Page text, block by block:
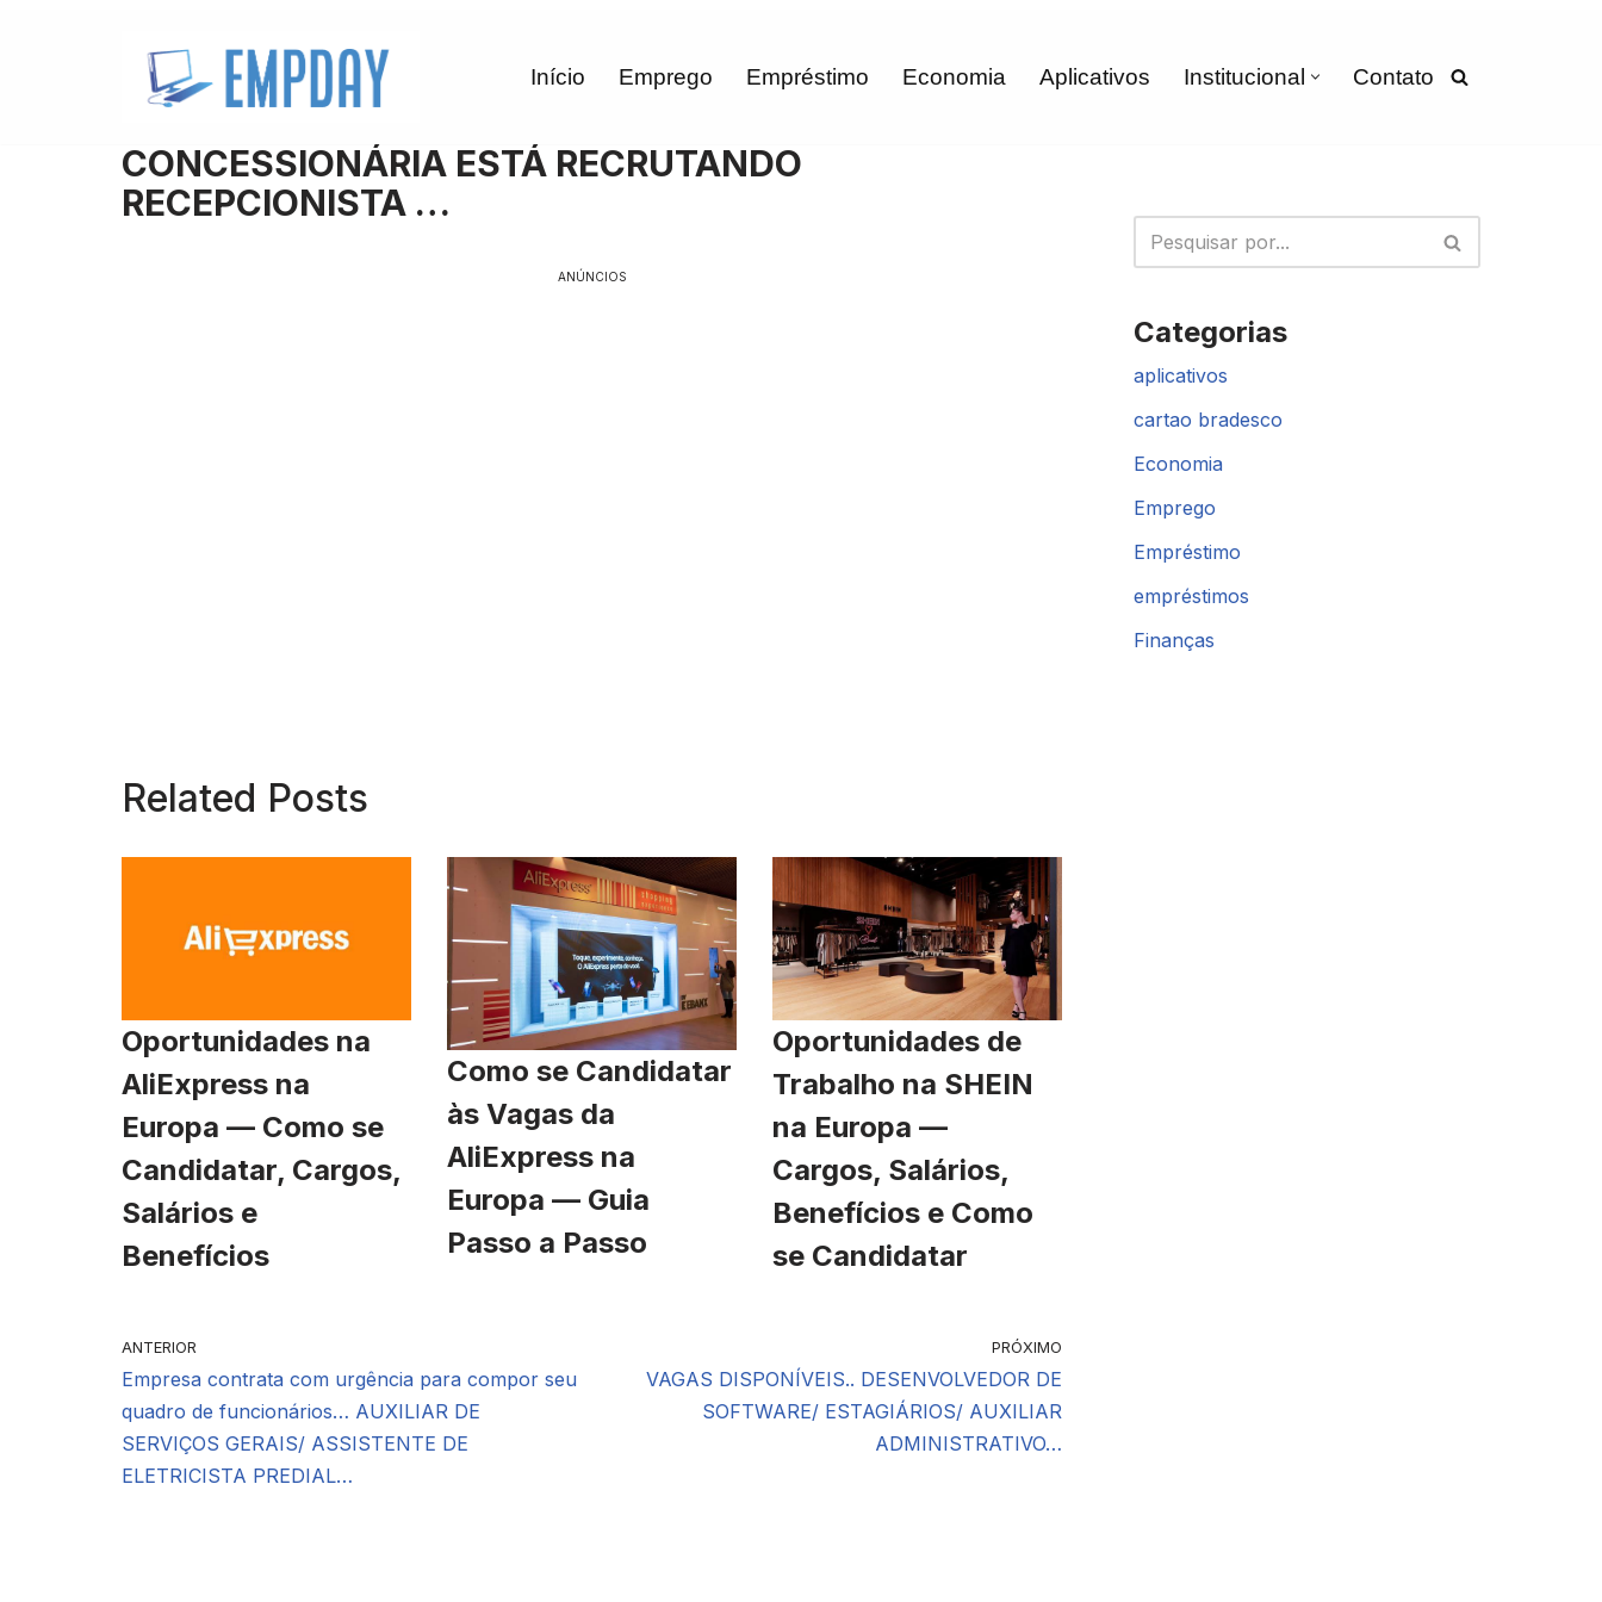
Início Emprego Empréstimo Economia Aplicativos Institucional Contato
CONCESSIONÁRIA ESTÁ RECRUTANDO
RECEPCIONISTA …
ANÚNCIOS
Related Posts
Oportunidades na
AliExpress na
Europa — Como se
Candidatar, Cargos,
Salários e
Benefícios
Como se Candidatar
às Vagas da
AliExpress na
Europa — Guia
Passo a Passo
Oportunidades de
Trabalho na SHEIN
na Europa —
Cargos, Salários,
Benefícios e Como
se Candidatar
ANTERIOR
Empresa contrata com urgência para compor seu
quadro de funcionários… AUXILIAR DE
SERVIÇOS GERAIS/ ASSISTENTE DE
ELETRICISTA PREDIAL…
PRÓXIMO
VAGAS DISPONÍVEIS.. DESENVOLVEDOR DE
SOFTWARE/ ESTAGIÁRIOS/ AUXILIAR
ADMINISTRATIVO…
Categorias
aplicativos
cartao bradesco
Economia
Emprego
Empréstimo
empréstimos
Finanças